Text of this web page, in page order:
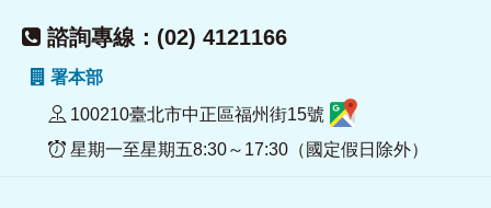
諮詢專線：(02) 4121166
署本部
100210臺北市中正區福州街15號
星期一至星期五8:30～17:30（國定假日除外）